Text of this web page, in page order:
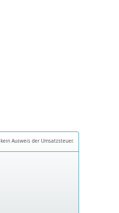
Ausweis der Umsatzsteuer.